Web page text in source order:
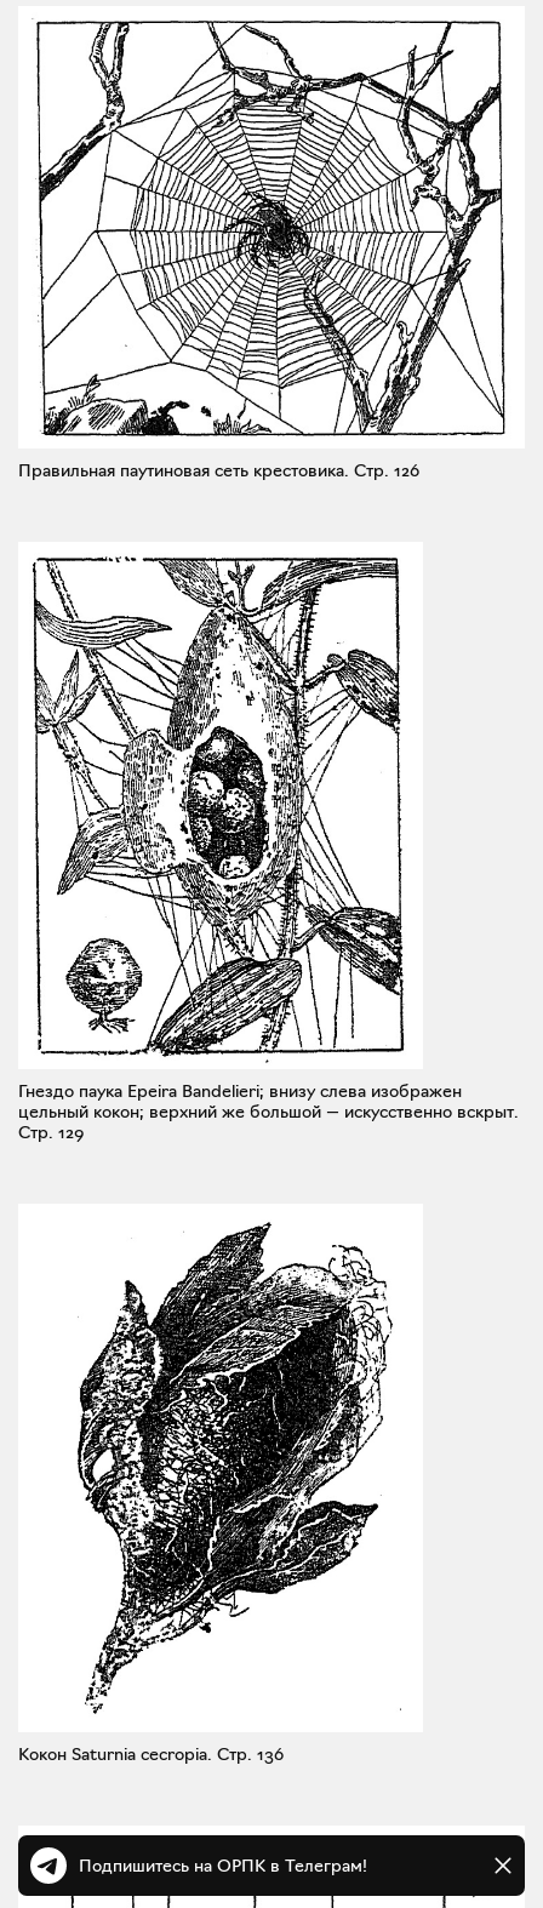
Правильная паутиновая сеть крестовика. Стр. 126
Гнездо паука Epeira Bandelieri; внизу слева изображен
цельный кокон; верхний же большой — искусственно вскрыт.
Стр. 129
Кокон Saturnia cecropia. Стр. 136
Подпишитесь на ОРПК в Телеграм!